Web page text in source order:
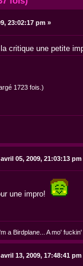
23:02:17 pm »
critique une petite
1723 fois.)
05, 2009, 21:03:13 pm
une impro!
a Birdplane... A mo' fuckin'
13, 2009, 17:48:41 pm